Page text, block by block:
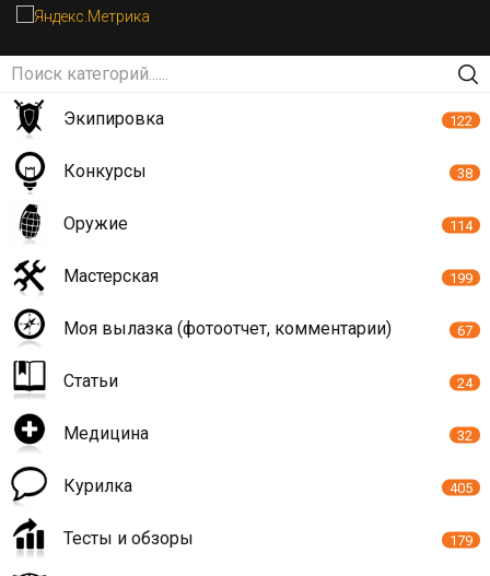
Экипировка 122
Конкурсы 38
Оружие 114
Мастерская 199
Моя вылазка (фотоотчет, комментарии) 67
Статьи 24
Медицина 32
Курилка 405
Тесты и обзоры 179